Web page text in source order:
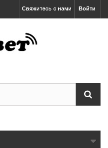
Войти
Свяжитесь с нами